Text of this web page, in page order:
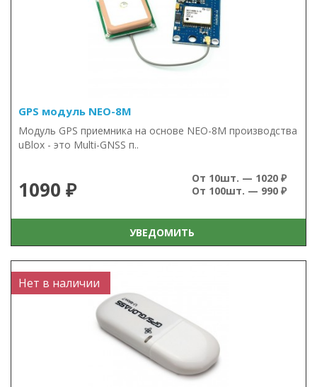
GPS модуль NEO-8M
Модуль GPS приемника на основе NEO-8M производства
uBlox - это Multi-GNSS п..
1090 ₽
От 10шт. — 1020 ₽
От 100шт. — 990 ₽
УВЕДОМИТЬ
Нет в наличии